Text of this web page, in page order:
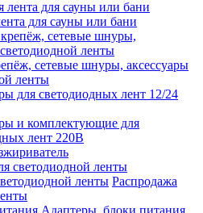
для сауны или бани
сетевые шнуры, аксессуары
ленты
для светодиодных лент 12/24
и комплектующие для
лент 220В
светодиодной ленты
Распродажа
Адаптеры, блоки питания